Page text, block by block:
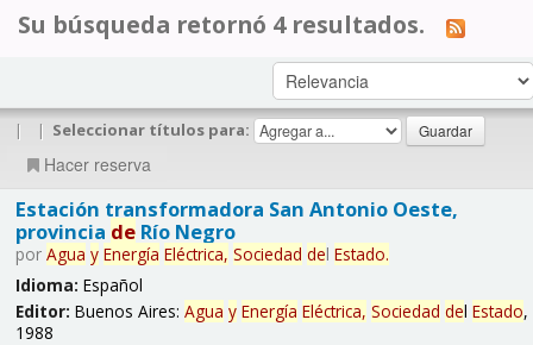
Su búsqueda retornó 4 resultados.
| | Seleccionar títulos para:
Hacer reserva
Estación transformadora San Antonio Oeste,
provincia deRío Negro
por Agua y Energía Eléctrica, Sociedad del Estado.
Idioma: Español
Editor: Buenos Aires: Agua y Energía Eléctrica, Sociedad del Estado,
1988